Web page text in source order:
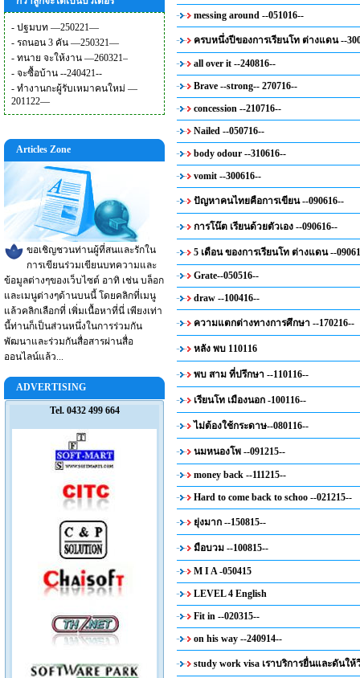
- ปฐมบท —250221—
- รถนอน 3 คัน —250321—
- ทนาย จะให้งาน —260321–
- จะซื้อบ้าน --240421--
- ทำงานกะผู้รับเหมาคนใหม่ —
201122—
Articles Zone
ขอเชิญชวนท่านผู้ที่สนและรักใน
การเขียนร่วมเขียนบทความและ
ข้อมูลต่างๆของเว็บไซต์ อาทิ เช่น บล็อก
และเมนูต่างๆด้านบนนี้ โดยคลิกที่เมนู
แล้วคลิกเลือกที่ เพิ่มเนื้อหาที่นี่ เพียงเท่า
นี้ท่านก็เป็นส่วนหนึ่งในการร่วมกัน
พัฒนาและร่วมกันสื่อสารผ่านสื่อ
ออนไลน์แล้ว...
ADVERTISING
Tel. 0432 499 664
messing around --051016--
ครบหนึ่งปีของการเรียนโท ต่างแดน --
all over it --240816--
Brave --strong-- 270716--
concession --210716--
Nailed --050716--
body odour --310616--
vomit --300616--
ปัญหาคนไทยคือการเขียน --090616--
การโน๊ต เรียนด้วยตัวเอง --090616--
5 เดือน ของการเรียนโท ต่างแดน --
Grate--050516--
draw --100416--
ความแตกต่างทางการศึกษา --170216--
หลัง พบ 110116
พบ สาม ที่ปรึกษา --110116--
เรียนโท เมืองนอก -100116--
ไม่ต้องใช้กระดาษ--080116--
นมหนองโพ --091215--
money back --111215--
Hard to come back to schoo --021215--
ยุ่งมาก --150815--
มือบวม --100815--
M I A -050415
LEVEL 4 English
Fit in --020315--
on his way --240914--
study work visa เราบริการยื่นและดัน